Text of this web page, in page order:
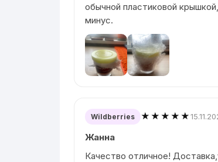
обычной пластиковой
минус.
Wildberries ★★★★★
Жанна
Качество отличное!